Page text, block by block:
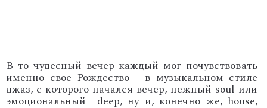
В то чудесный вечер каждый мог почувствовать
именно свое Рождество - в музыкальном стиле
джаз, с которого начался вечер, нежный soul или
эмоциональный deep, ну и, конечно же, house,